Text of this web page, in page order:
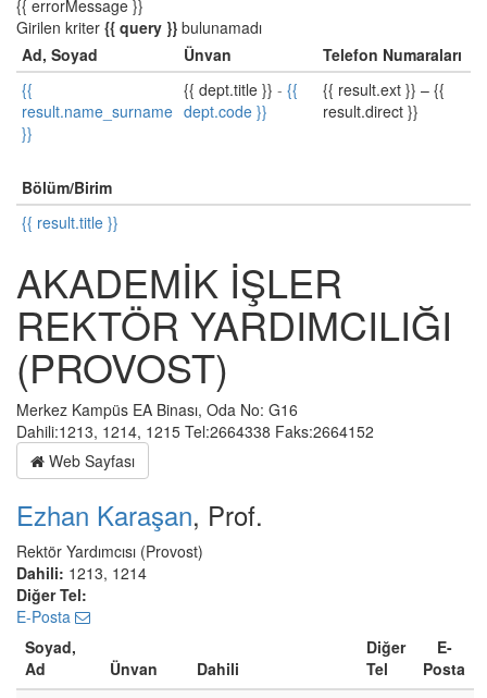
{{ errorMessage }}
Girilen kriter {{ query }} bulunamadı
Ad, Soyad
Ünvan
Telefon Numaraları
{{
result.name_surname
}}
{{ dept.title }} - {{
dept.code }}
{{ result.ext }} – {{
result.direct }}
Bölüm/Birim
{{ result.title }}
AKADEMİK İŞLER
REKTÖR YARDIMCILIĞI
(PROVOST)
Merkez Kampüs EA Binası, Oda No: G16
Dahili:1213, 1214, 1215 Tel:2664338 Faks:2664152
Web Sayfası
Ezhan Karaşan, Prof.
Rektör Yardımcısı (Provost)
Dahili: 1213, 1214
Diğer Tel:
E-Posta
Soyad,
Ad
Ünvan Dahili
Diğer
Tel
E-
Posta